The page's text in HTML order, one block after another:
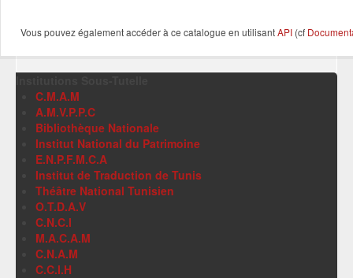
Vous pouvez également accéder à ce catalogue en utilisantAPI (cf
C.M.A.M
A.M.V.P.P.C
Bibliothèque Nationale
Institut National du Patrimoine
E.N.P.F.M.C.A
Institut de Traduction de Tunis
Théâtre National Tunisien
O.T.D.A.V
C.N.C.I
M.A.C.A.M
C.N.A.M
C.C.I.H